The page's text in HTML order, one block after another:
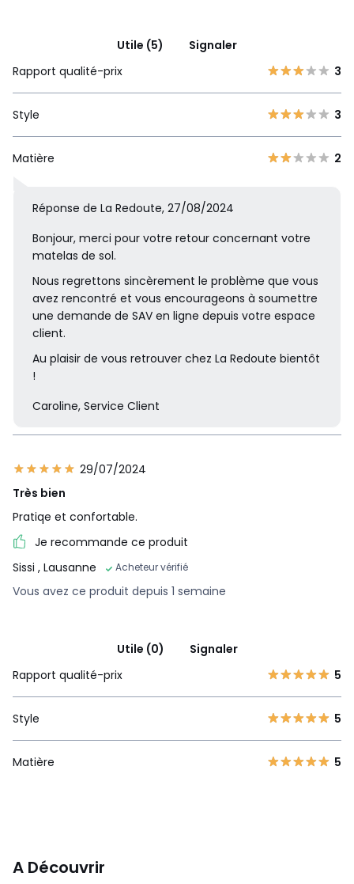
Utile (5)
Signaler
Rapport qualité-prix
3
Style 3
Matière 2
Réponse de La Redoute, 27/08/2024
Bonjour, merci pour votre retour concernant votre
matelas de sol.
Nous regrettons sincèrement le problème que vous
avez rencontré et vous encourageons à soumettre
une demande de SAV en ligne depuis votre espace
client.
Au plaisir de vous retrouver chez La Redoute bientôt
!
Caroline, Service Client
29/07/2024
Très bien
Pratiqe et confortable.
Je recommande ce produit
Sissi , Lausanne Acheteur vérifié
Vous avez ce produit depuis 1 semaine
Utile (0)
Signaler
Rapport qualité-prix
5
Style 5
Matière 5
A Découvrir